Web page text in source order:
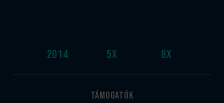
2014 5x 8x
Támogatók